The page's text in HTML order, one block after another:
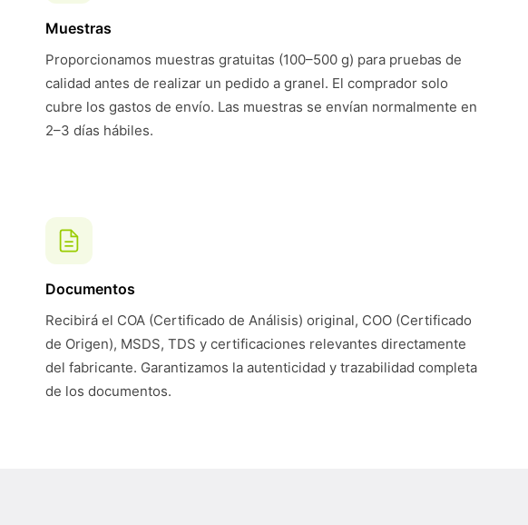
Muestras
Proporcionamos muestras gratuitas (100–500 g) para pruebas de
calidad antes de realizar un pedido a granel. El comprador solo
cubre los gastos de envío. Las muestras se envían normalmente en
2–3 días hábiles.
Documentos
Recibirá el COA (Certificado de Análisis) original, COO (Certificado
de Origen), MSDS, TDS y certificaciones relevantes directamente
del fabricante. Garantizamos la autenticidad y trazabilidad completa
de los documentos.